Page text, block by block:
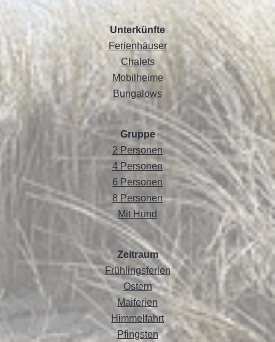
Unterkünfte
Ferienhäuser
Chalets
Mobilheime
Bungalows
Gruppe
2 Personen
4 Personen
6 Personen
8 Personen
Mit Hund
Zeitraum
Frühlingsferien
Ostern
Maiferien
Himmelfahrt
Pfingsten